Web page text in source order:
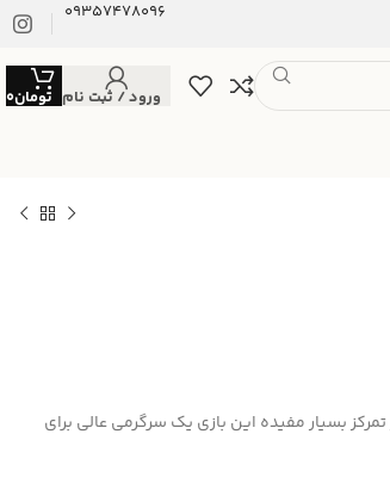
09357478096
ورود / ثبت نام تومان0
بسیار مفیده این بازی یک سرگرمی عالی برای